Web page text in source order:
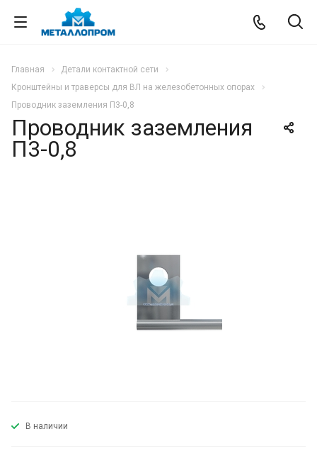
Главная
Детали контактной сети
Кронштейны и траверсы для ВЛ на железобетонных опорах
Проводник заземления П3-0,8
Проводник заземления
П3-0,8
В наличии